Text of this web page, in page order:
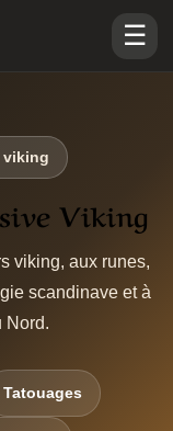
☰
viking
Viking
viking, aux runes,
scandinave et à
Nord.
Tatouages